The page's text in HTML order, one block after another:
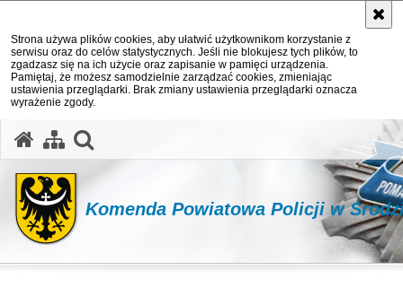
Strona używa plików cookies, aby ułatwić użytkownikom korzystanie z
serwisu oraz do celów statystycznych. Jeśli nie blokujesz tych plików, to
zgadzasz się na ich użycie oraz zapisanie w pamięci urządzenia.
Pamiętaj, że możesz samodzielnie zarządzać cookies, zmieniając
ustawienia przeglądarki. Brak zmiany ustawienia przeglądarki oznacza
wyrażenie zgody.
Komenda Powiatowa Policji w